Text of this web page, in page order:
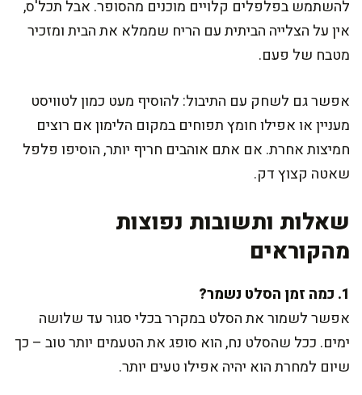
להשתמש בפלפלים קלויים מוכנים מהסופר. אבל תכל'ס,
אין על הצלייה הביתית עם הריח שממלא את הבית ומזכיר
מטבח של פעם.
אפשר גם לשחק עם התיבול: להוסיף מעט כמון לטוויסט
מעניין או אפילו חומץ תפוחים במקום הלימון אם רוצים
חמיצות אחרת. אם אתם אוהבים חריף יותר, הוסיפו פלפל
שאטה קצוץ דק.
שאלות ותשובות נפוצות
מהקוראים
1. כמה זמן הסלט נשמר?
אפשר לשמור את הסלט במקרר בכלי סגור עד שלושה
ימים. ככל שהסלט נח, הוא סופג את הטעמים יותר טוב – כך
שיום למחרת הוא יהיה אפילו טעים יותר.